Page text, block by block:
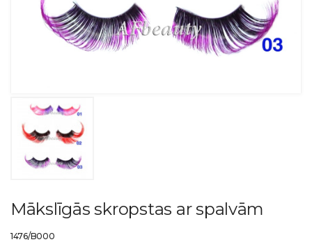
Mākslīgās skropstas ar spalvām
1476/B000